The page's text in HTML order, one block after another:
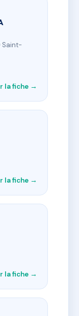
Saint-
la fiche →
la fiche →
la fiche →